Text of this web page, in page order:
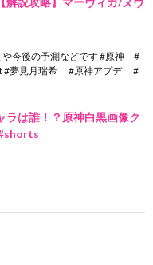
や今後の予測などです #原神 #
#夢見月瑞希 #原神アプデ #
ラは誰！？原神白黒画像ク